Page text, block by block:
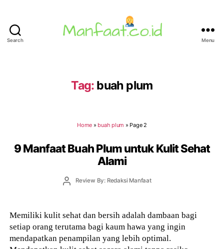
Search Menu
Tag: buah plum
Home » buah plum » Page 2
9 Manfaat Buah Plum untuk Kulit Sehat
Alami
PostReview By: Redaksi Manfaat
Memiliki kulit sehat dan bersih adalah dambaan bagi
setiap orang terutama bagi kaum hawa yang ingin
mendapatkan penampilan yang lebih optimal.